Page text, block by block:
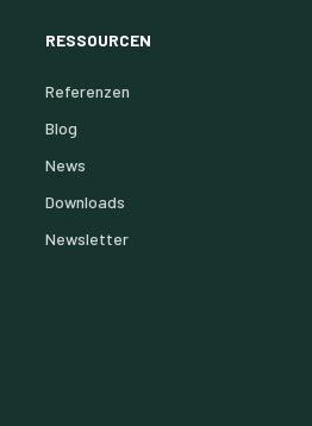
RESSOURCEN
Referenzen
Blog
News
Downloads
Newsletter